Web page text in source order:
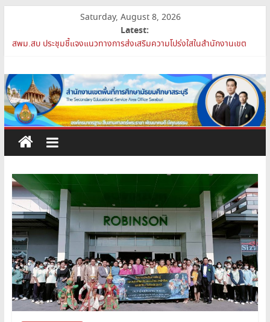
content
Saturday, August 8, 2026
Latest:
การย้ายข้าราชการครูและบุคลากรทางการศึกษา ตำแหน่งศึกษานิเทศก์
สพม.สบ ประชุมชี้แจงแนวทางการส่งเสริมความโปร่งใสในสำนักงานเขต
เปิดห้องเรียนและห้องปฏิบัติการแห่งอนาคต รร.สบว.
สพม.สบ เสริมศักยภาพผู้บริหาร PA Support Team สู่เส้นทางความ
ก้าวหน้าวิชาชีพ
สพม.สบ เข้าร่วมประชุมสัมมนา ผอ.สพท. ทั่วประเทศ ครั้งที่ 2/2569 “All
for Education”
สำนักงาน
เขต
พื้นที่
การ
ศึกษา
มัธยมศึกษา
สระบุรี
สพม.สระบุรี,สพม.สบ,สำนักงาน
เขต